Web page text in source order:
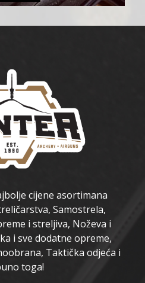
cijene asortimana
Samostrela,
i streljiva, Noževa i
i sve dodatne opreme,
Taktička odjeća i
toga!